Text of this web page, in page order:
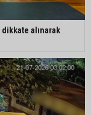
alınarak